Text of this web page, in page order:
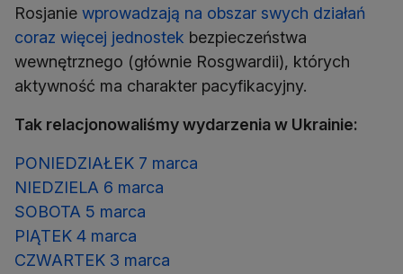
Rosjanie wprowadzają na obszar swych działań
coraz więcej jednostek bezpieczeństwa
wewnętrznego (głównie Rosgwardii), których
aktywność ma charakter pacyfikacyjny.
Tak relacjonowaliśmy wydarzenia w Ukrainie:
PONIEDZIAŁEK 7 marca
NIEDZIELA 6 marca
SOBOTA 5 marca
PIĄTEK 4 marca
CZWARTEK 3 marca